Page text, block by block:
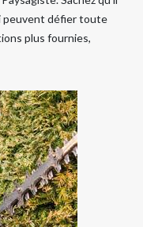
peuvent défier toute
plus fournies,